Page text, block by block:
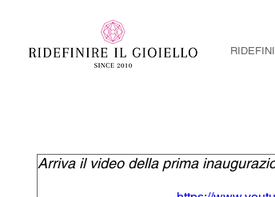
Arriva il video della prima